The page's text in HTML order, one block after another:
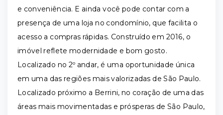
e conveniência. E ainda você pode contar com a
presença de uma loja no condomínio, que facilita o
acesso a compras rápidas. Construído em 2016, o
imóvel reflete modernidade e bom gosto.
Localizado no 2º andar, é uma oportunidade única
em uma das regiões mais valorizadas de São Paulo.
Localizado próximo a Berrini, no coração de uma das
áreas mais movimentadas e prósperas de São Paulo,